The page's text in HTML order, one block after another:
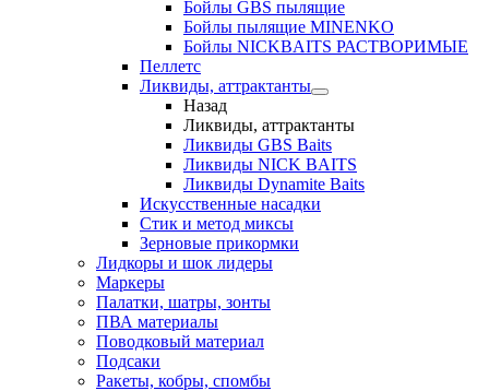
Бойлы GBS пылящие
Бойлы пылящие MINENKO
Бойлы NICKBAITS РАСТВОРИМЫЕ
Пеллетс
Ликвиды, аттрактанты
Назад
Ликвиды, аттрактанты
Ликвиды GBS Baits
Ликвиды NICK BAITS
Ликвиды Dynamite Baits
Искусственные насадки
Стик и метод миксы
Зерновые прикормки
Лидкоры и шок лидеры
Маркеры
Палатки, шатры, зонты
ПВА материалы
Поводковый материал
Подсаки
Ракеты, кобры, спомбы